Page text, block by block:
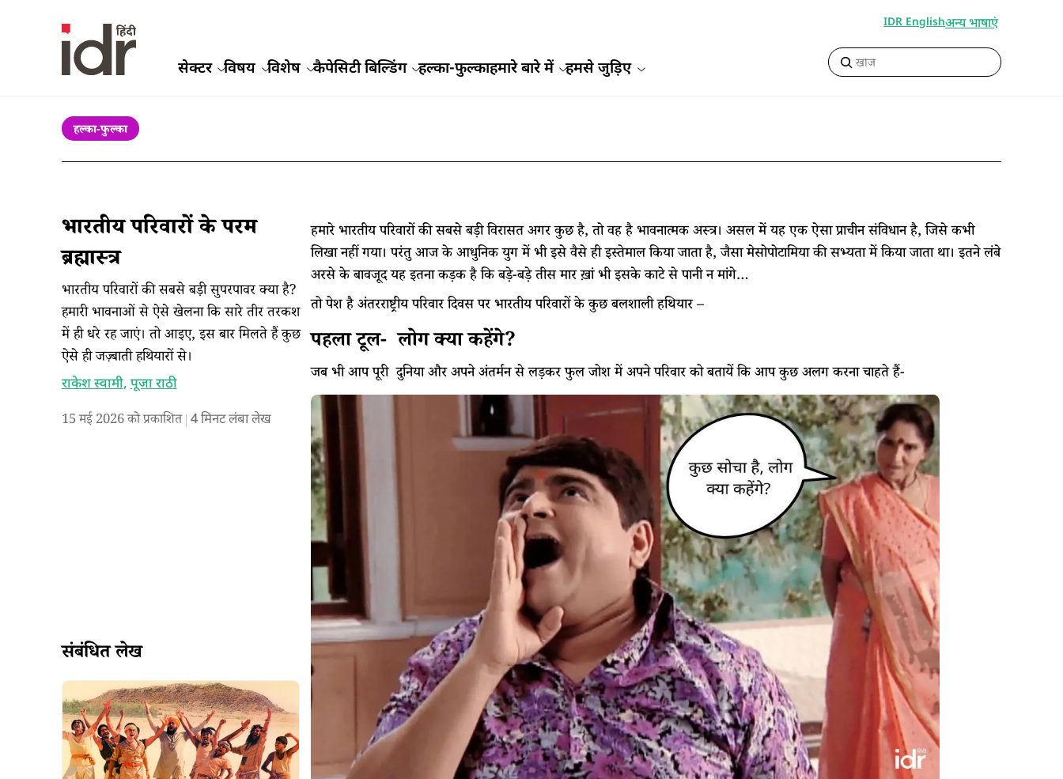
सेक्टर विषय विशेष कैपेसिटी बिल्डिंग हल्का-फुल्काहमारे बारे में हमसे जुड़िए
IDR Englishअन्य भाषाएं
हल्का-फुल्का
भारतीय परिवारों के परम
ब्रह्मास्त्र
भारतीय परिवारों की सबसे बड़ी सुपरपावर क्या है?
हमारी भावनाओं से ऐसे खेलना कि सारे तीर तरकश
में ही धरे रह जाएं। तो आइए, इस बार मिलते हैं कुछ
ऐसे ही जज़्बाती हथियारों से।
राकेश स्वामी,पूजा राठी
15 मई 2026 को प्रकाशित 4मिनट लंबा लेख
संबंधित लेख
हमारे भारतीय परिवारों की सबसे बड़ी विरासत अगर कुछ है, तो वह है भावनात्मक अस्त्र। असल में यह एक ऐसा प्राचीन संविधान है, जिसे कभी
लिखा नहीं गया। परंतु आज के आधुनिक युग में भी इसे वैसे ही इस्तेमाल किया जाता है, जैसा मेसोपोटामिया की सभ्यता में किया जाता था। इतने लंबे
अरसे के बावजूद यह इतना कड़क है कि बड़े-बड़े तीस मार ख़ां भी इसके काटे से पानी न मांगे…
तो पेश है अंतरराष्ट्रीय परिवार दिवस पर भारतीय परिवारों के कुछ बलशाली हथियार –
पहला टूल- लोग क्या कहेंगे?
जब भी आप पूरी दुनिया और अपने अंतर्मन से लड़कर फुल जोश में अपने परिवार को बतायें कि आप कुछ अलग करना चाहते हैं-